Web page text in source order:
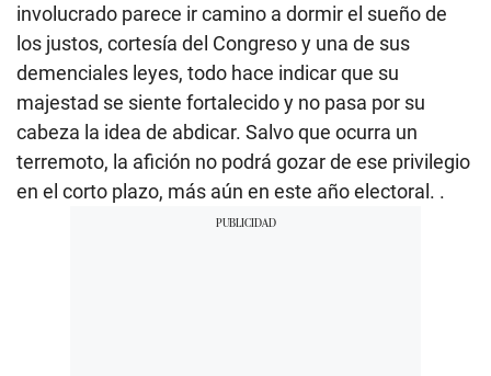
involucrado parece ir camino a dormir el sueño de
los justos, cortesía del Congreso y una de sus
demenciales leyes, todo hace indicar que su
majestad se siente fortalecido y no pasa por su
cabeza la idea de abdicar. Salvo que ocurra un
terremoto, la afición no podrá gozar de ese privilegio
en el corto plazo, más aún en este año electoral. .